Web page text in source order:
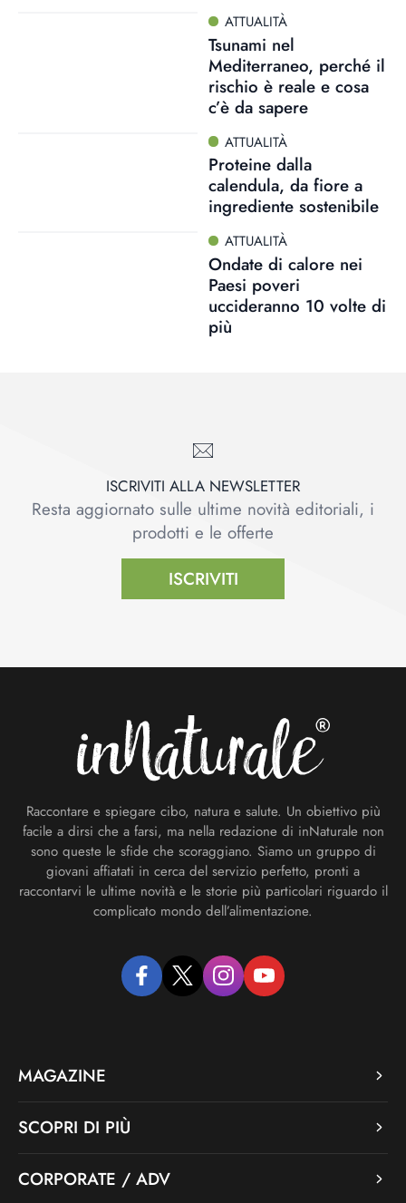
ATTUALITÀ
Tsunami nel
Mediterraneo, perché il
rischio è reale e cosa
c’è da sapere
ATTUALITÀ
Proteine dalla
calendula, da fiore a
ingrediente sostenibile
ATTUALITÀ
Ondate di calore nei
Paesi poveri
uccideranno 10 volte di
più
ISCRIVITI ALLA NEWSLETTER
Resta aggiornato sulle ultime novità editoriali, i
prodotti e le offerte
ISCRIVITI
Raccontare e spiegare cibo, natura e salute. Un obiettivo più
facile a dirsi che a farsi, ma nella redazione di inNaturale non
sono queste le sfide che scoraggiano. Siamo un gruppo di
giovani affiatati in cerca del servizio perfetto, pronti a
raccontarvi le ultime novità e le storie più particolari riguardo il
complicato mondo dell’alimentazione.
facebooktwitter instagramyoutube
MAGAZINE
SCOPRI DI PIÙ
CORPORATE / ADV